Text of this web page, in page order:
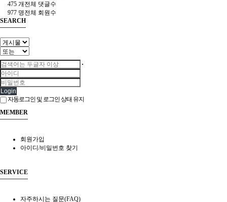
475 개 전체 댓글수
977 명전체 회원수
SEARCH
Login
자동로그인 및 로그인 상태 유지
MEMBER
회원가입
아이디/비밀번호 찾기
SERVICE
자주하시는 질문(FAQ)